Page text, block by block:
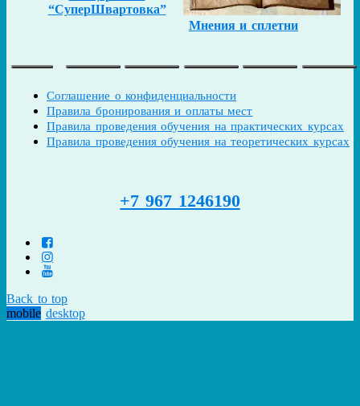
“СуперШвартовка”
Мнения и сплетни
Соглашение о конфиденциальности
Правила бронирования и оплаты мест
Правила проведения обучения на практических курсах
Правила проведения обучения на теоретических курсах
+7 967 1246190
Back to top
mobile desktop